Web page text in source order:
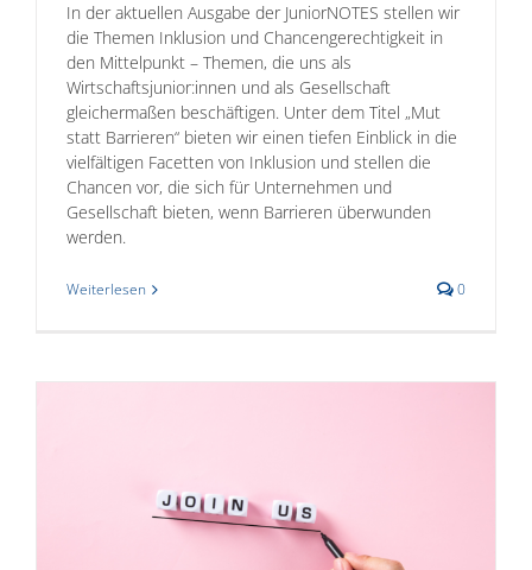
In der aktuellen Ausgabe der JuniorNOTES stellen wir
die Themen Inklusion und Chancengerechtigkeit in
den Mittelpunkt – Themen, die uns als
Wirtschaftsjunior:innen und als Gesellschaft
gleichermaßen beschäftigen. Unter dem Titel „Mut
statt Barrieren“ bieten wir einen tiefen Einblick in die
vielfältigen Facetten von Inklusion und stellen die
Chancen vor, die sich für Unternehmen und
Gesellschaft bieten, wenn Barrieren überwunden
werden.
Weiterlesen 0